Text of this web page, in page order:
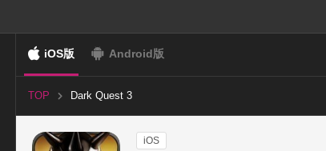
iOS版 Android版
TOP Dark Quest 3
iOS